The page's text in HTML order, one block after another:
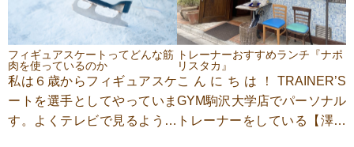
フィギュアスケートってどんな筋
肉を使っているのか
私は６歳からフィギュアスケ
ートを選手としてやっていま
す。よくテレビで見るように
トレーナーおすすめランチ『ナポ
リスタカ』
こんにちは！TRAINER’S
GYM駒沢大学店でパーソナル
トレーナーをしている【澤野